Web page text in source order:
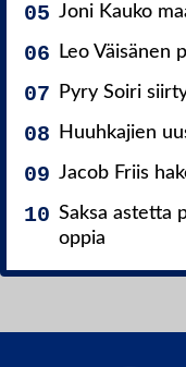
Joni Kauko
Leo Väisänen
Pyry Soiri
Huuhkajien
Jacob Friis
Saksa astetta
oppia